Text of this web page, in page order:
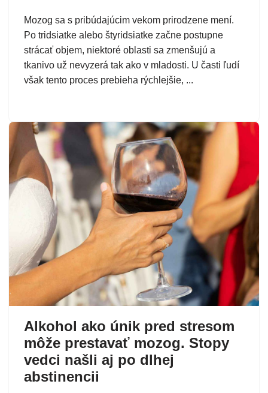
Mozog sa s pribúdajúcim vekom prirodzene mení.
Po tridsiatke alebo štyridsiatke začne postupne
strácať objem, niektoré oblasti sa zmenšujú a
tkanivo už nevyzerá tak ako v mladosti. U časti ľudí
však tento proces prebieha rýchlejšie, ...
Alkohol ako únik pred stresom
môže prestavať mozog. Stopy
vedci našli aj po dlhej
abstinencii